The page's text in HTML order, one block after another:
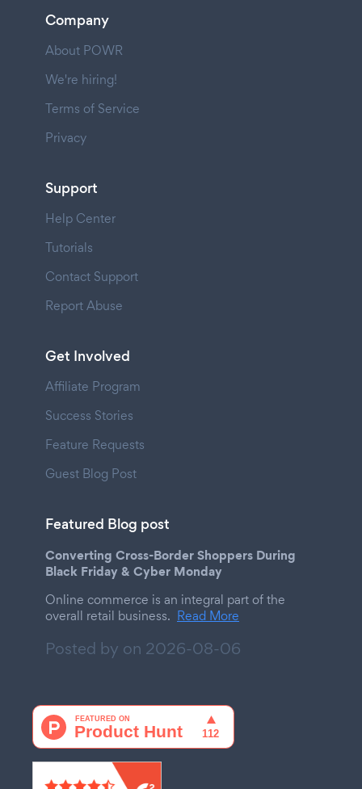
Company
About POWR
We're hiring!
Terms of Service
Privacy
Support
Help Center
Tutorials
Contact Support
Report Abuse
Get Involved
Affiliate Program
Success Stories
Feature Requests
Guest Blog Post
Featured Blog post
Converting Cross-Border Shoppers During
Black Friday & Cyber Monday
Online commerce is an integral part of the
overall retail business. Read More
Posted by on 2026-08-06